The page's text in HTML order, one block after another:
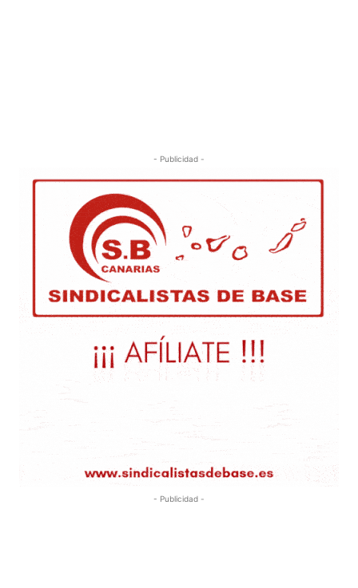
- Publicidad -
- Publicidad -